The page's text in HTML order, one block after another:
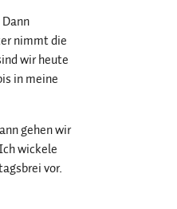
nimmt die
wir heute
in meine
gehen wir
wickele
vor.